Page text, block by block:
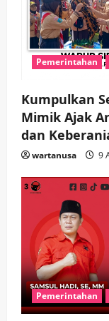
o
n
Pemerintahan
Kumpulkan
Mimik Ajak
dan
wartanusa 9
Pemerintahan